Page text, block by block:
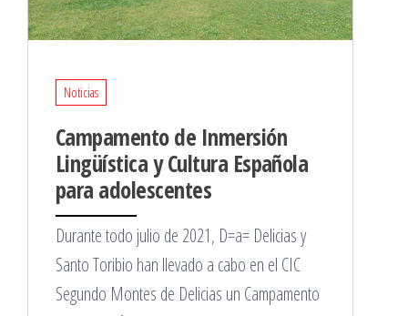
Noticias
Campamento de Inmersión
Lingüística y Cultura Española
para adolescentes
Durante todo julio de 2021, D=a= Delicias y
Santo Toribio han llevado a cabo en el CIC
Segundo Montes de Delicias un Campamento